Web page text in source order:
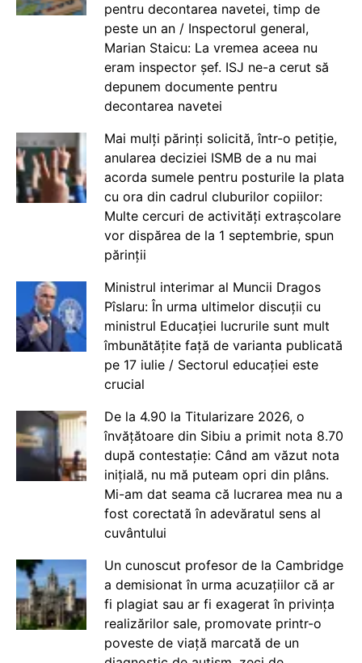
pentru decontarea navetei, timp de
peste un an / Inspectorul general,
Marian Staicu: La vremea aceea nu
eram inspector șef. ISJ ne-a cerut să
depunem documente pentru
decontarea navetei
Mai mulți părinți solicită, într-o petiție,
anularea deciziei ISMB de a nu mai
acorda sumele pentru posturile la plata
cu ora din cadrul cluburilor copiilor:
Multe cercuri de activități extrașcolare
vor dispărea de la 1 septembrie, spun
părinții
Ministrul interimar al Muncii Dragos
Pîslaru: În urma ultimelor discuții cu
ministrul Educației lucrurile sunt mult
îmbunătățite față de varianta publicată
pe 17 iulie / Sectorul educației este
crucial
De la 4.90 la Titularizare 2026, o
învățătoare din Sibiu a primit nota 8.70
după contestație: Când am văzut nota
inițială, nu mă puteam opri din plâns.
Mi-am dat seama că lucrarea mea nu a
fost corectată în adevăratul sens al
cuvântului
Un cunoscut profesor de la Cambridge
a demisionat în urma acuzațiilor că ar
fi plagiat sau ar fi exagerat în privința
realizărilor sale, promovate printr-o
poveste de viață marcată de un